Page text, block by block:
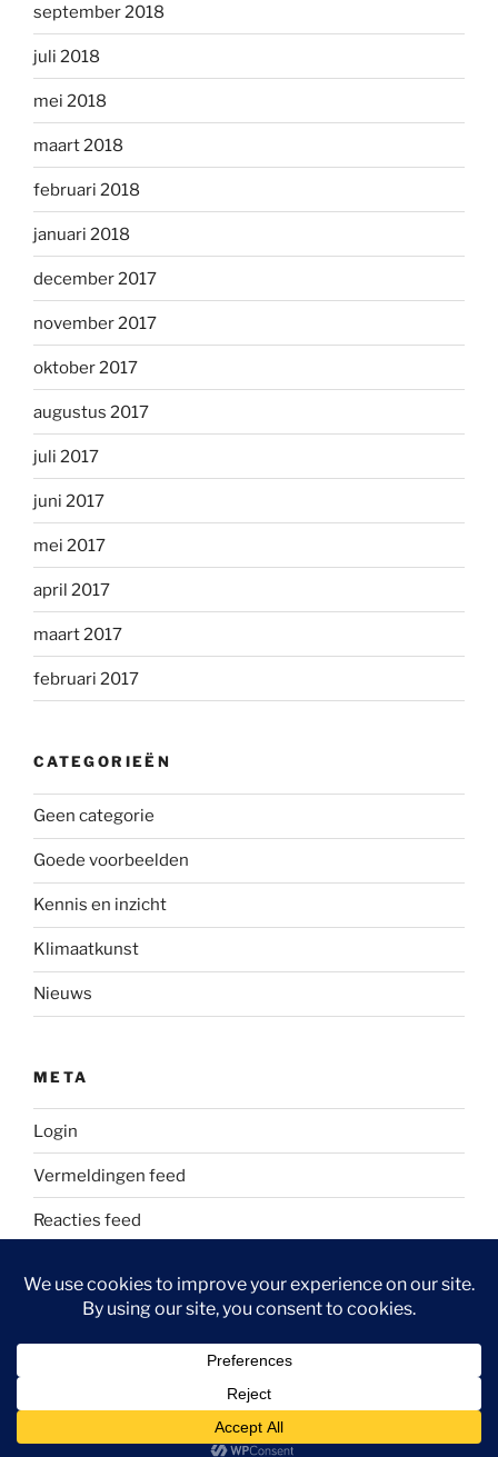
september 2018
juli 2018
mei 2018
maart 2018
februari 2018
januari 2018
december 2017
november 2017
oktober 2017
augustus 2017
juli 2017
juni 2017
mei 2017
april 2017
maart 2017
februari 2017
CATEGORIEËN
Geen categorie
Goede voorbeelden
Kennis en inzicht
Klimaatkunst
Nieuws
META
Login
Vermeldingen feed
Reacties feed
Ondersteund door WordPress